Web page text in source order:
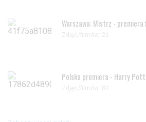
Warszawa: Mistrz -
Zdjęc/filmów: 26
Polska premiera - Harry
Zdjęc/filmów: 82